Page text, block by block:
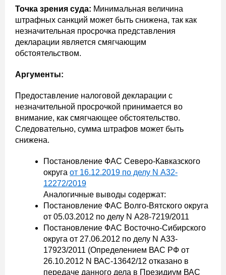
Точка зрения суда: Минимальная величина
штрафных санкций может быть снижена, так как
незначительная просрочка представления
декларации является смягчающим
обстоятельством.
Аргументы:
Предоставление налоговой декларации с
незначительной просрочкой принимается во
внимание, как смягчающее обстоятельство.
Следовательно, сумма штрафов может быть
снижена.
Постановление ФАС Северо-Кавказского
округа от 16.12.2019 по делу N А32-
12272/2019
Аналогичные выводы содержат:
Постановление ФАС Волго-Вятского округа
от 05.03.2012 по делу N А28-7219/2011
Постановление ФАС Восточно-Сибирского
округа от 27.06.2012 по делу N А33-
17923/2011 (Определением ВАС РФ от
26.10.2012 N ВАС-13642/12 отказано в
передаче данного дела в Президиум ВАС